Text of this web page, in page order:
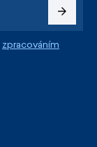
zpracováním